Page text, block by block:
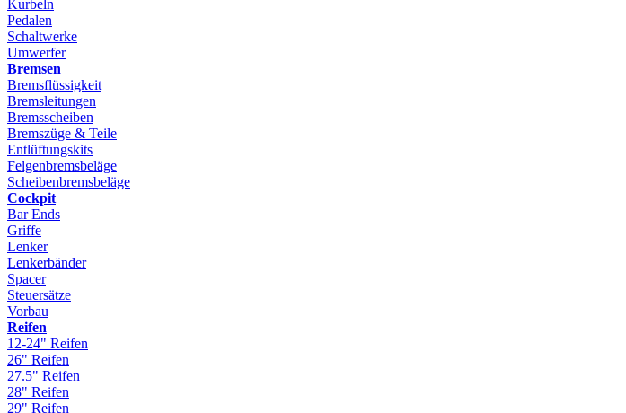
Kurbeln
Pedalen
Schaltwerke
Umwerfer
Bremsen
Bremsflüssigkeit
Bremsleitungen
Bremsscheiben
Bremszüge & Teile
Entlüftungskits
Felgenbremsbeläge
Scheibenbremsbeläge
Cockpit
Bar Ends
Griffe
Lenker
Lenkerbänder
Spacer
Steuersätze
Vorbau
Reifen
12-24" Reifen
26" Reifen
27.5" Reifen
28" Reifen
29" Reifen